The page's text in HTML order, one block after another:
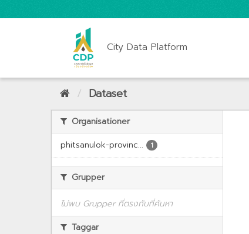
City Data Platform
Dataset
Organisationer
phitsanulok-provinc...
1
Grupper
ไม่พบ Grupper ที่ตรงกับที่ค้นหา
Taggar